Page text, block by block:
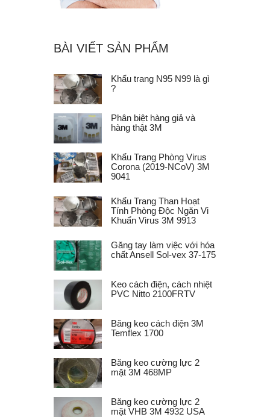
BÀI VIẾT SẢN PHẨM
Khẩu trang N95 N99 là gì
?
Phân biệt hàng giả và
hàng thật 3M
Khẩu Trang Phòng Virus
Corona (2019-NCoV) 3M
9041
Khẩu Trang Than Hoạt
Tính Phòng Độc Ngăn Vi
Khuẩn Virus 3M 9913
Găng tay làm việc với hóa
chất Ansell Sol-vex 37-175
Keo cách điện, cách nhiệt
PVC Nitto 2100FRTV
Băng keo cách điện 3M
Temflex 1700
Băng keo cường lực 2
mặt 3M 468MP
Băng keo cường lực 2
mặt VHB 3M 4932 USA